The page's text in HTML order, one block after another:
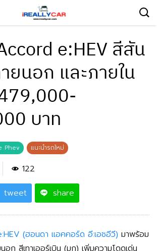
e:HEV สีสัน
ยนอก และภายใน
บาท
Phev แนะนำรถใหม่
122
tweet share
(ฮอนดา แอคคอร์ด อี:เอชอีวี) มาพร้อม
อก สีเทาเออร์เบิน (มุก) เพิ่มความโดดเด่น